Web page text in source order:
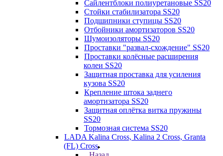
Сайлентблоки полиуретановые SS20
Стойки стабилизатора SS20
Подшипники ступицы SS20
Отбойники амортизаторов SS20
Шумоизоляторы SS20
Проставки "развал-схождение" SS20
Проставки колёсные расширения
колеи SS20
Защитная проставка для усиления
кузова SS20
Крепление штока заднего
амортизатора SS20
Защитная оплётка витка пружины
SS20
Тормозная система SS20
LADA Kalina Cross, Kalina 2 Cross, Granta
(FL) Cross